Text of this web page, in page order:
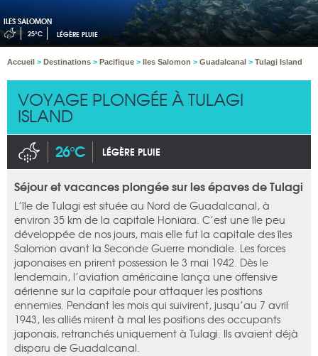
ILES SALOMON
25°C LÉGÈRE PLUIE
Accueil > Destinations > Pacifique > Iles Salomon > Guadalcanal > Tulagi Island
VOYAGE PLONGÉE À TULAGI
ISLAND
26°C LÉGÈRE PLUIE
Séjour et vacances plongée sur les épaves de Tulagi
L’île de Tulagi est située au Nord de Guadalcanal, à
environ 35 km de la capitale Honiara. C’est une île peu
développée de nos jours, mais elle fut la capitale des îles
Salomon avant la Seconde Guerre mondiale. Les forces
japonaises en prirent possession le 3 mai 1942. Dès le
lendemain, l’aviation américaine lança une offensive
aérienne sur la capitale pour attaquer les positions
ennemies. Pendant les mois qui suivirent, jusqu’au 7 avril
1943, les alliés mirent à mal les positions des occupants
japonais, retranchés uniquement à Tulagi. Ils avaient déjà
disparu de Guadalcanal.